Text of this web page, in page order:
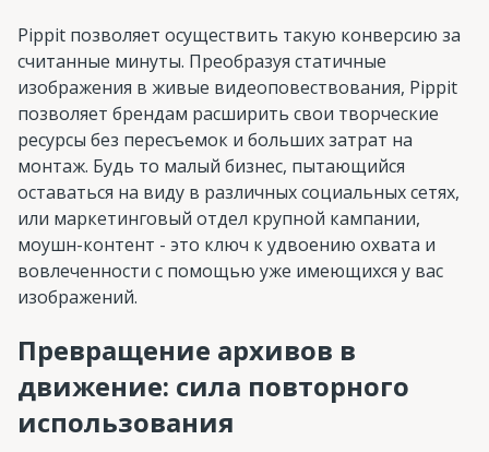
Pippit позволяет осуществить такую конверсию за
считанные минуты. Преобразуя статичные
изображения в живые видеоповествования, Pippit
позволяет брендам расширить свои творческие
ресурсы без пересъемок и больших затрат на
монтаж. Будь то малый бизнес, пытающийся
оставаться на виду в различных социальных сетях,
или маркетинговый отдел крупной кампании,
моушн-контент - это ключ к удвоению охвата и
вовлеченности с помощью уже имеющихся у вас
изображений.
Превращение архивов в
движение: сила повторного
использования